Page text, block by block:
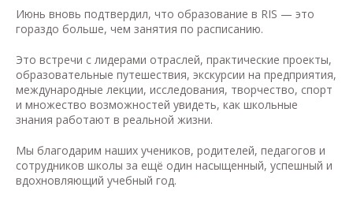
Июнь вновь подтвердил, что образование в RIS — это
гораздо больше, чем занятия по расписанию.
Это встречи с лидерами отраслей, практические проекты,
образовательные путешествия, экскурсии на предприятия,
международные лекции, исследования, творчество, спорт
и множество возможностей увидеть, как школьные
знания работают в реальной жизни.
Мы благодарим наших учеников, родителей, педагогов и
сотрудников школы за ещё один насыщенный, успешный и
вдохновляющий учебный год.